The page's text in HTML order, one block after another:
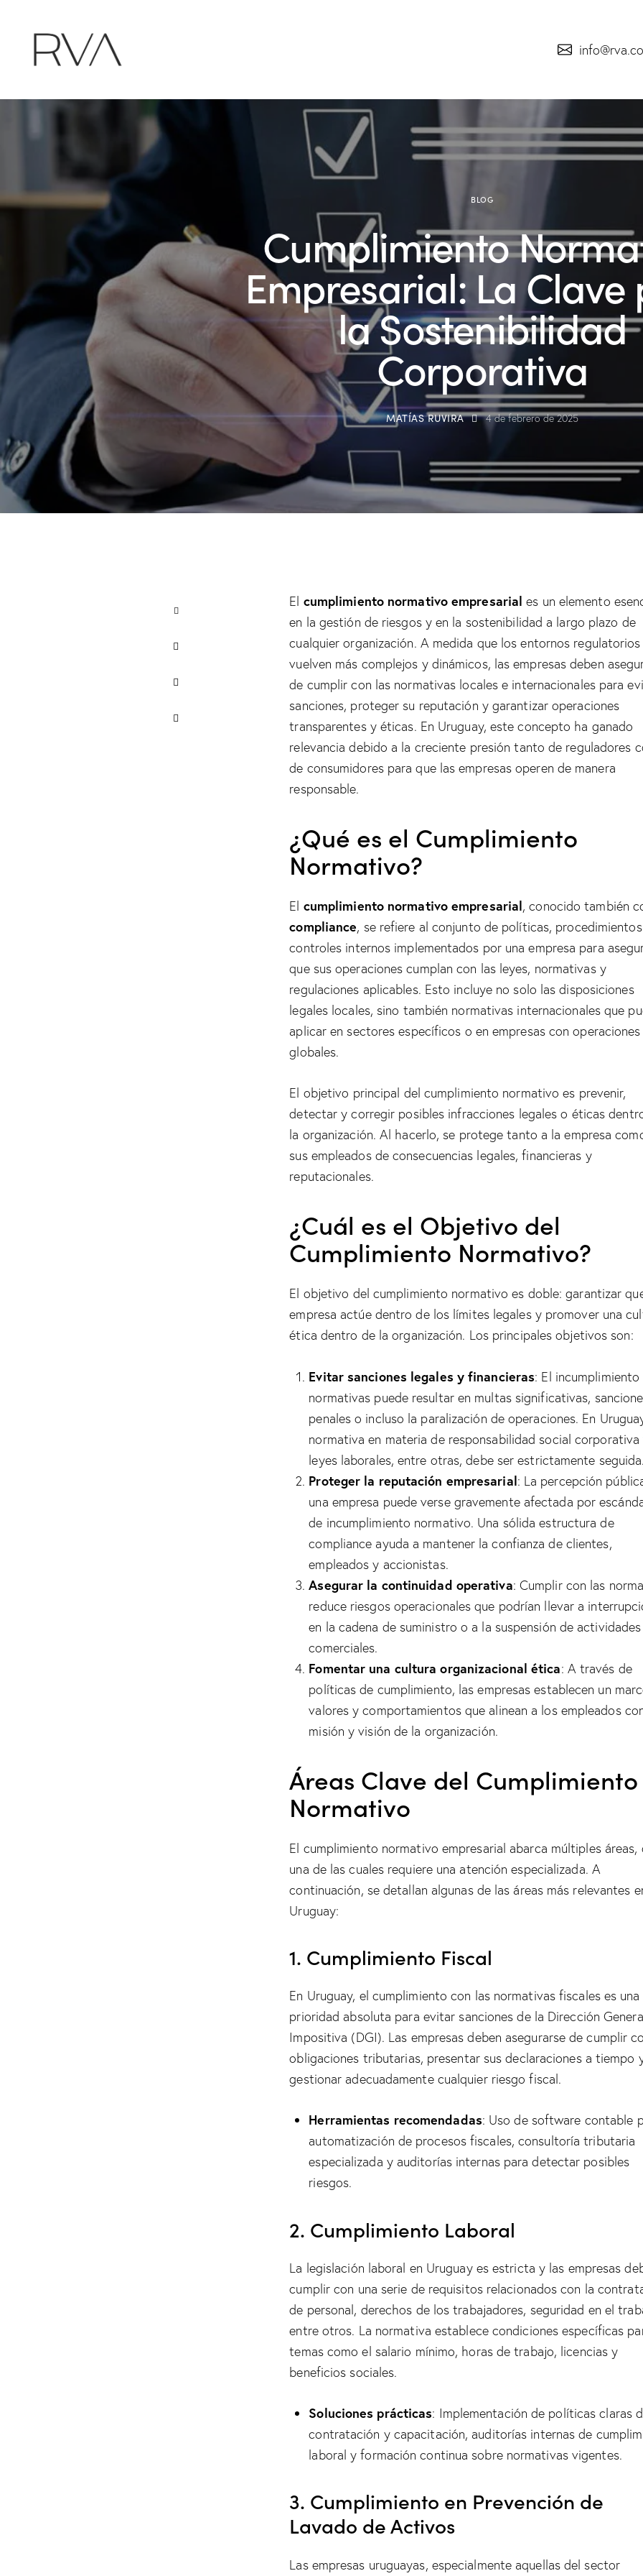
BLOG
Cumplimiento
Empresarial: La Clave
la Sostenibilidad
Corporativa
MATÍAS RUVIRA 4 de febrero de 2025
El cumplimiento normativo empresarial es un elemento
en la gestión de riesgos y en la sostenibilidad a largo plazo de
cualquier organización. A medida que los entornos regulatorios
vuelven más complejos y dinámicos, las empresas deben
de cumplir con las normativas locales e internacionales para
sanciones, proteger su reputación y garantizar operaciones
transparentes y éticas. En Uruguay, este concepto ha ganado
relevancia debido a la creciente presión tanto de reguladores
de consumidores para que las empresas operen de manera
responsable.
¿Qué es el Cumplimiento
Normativo?
El cumplimiento normativo empresarial, conocido también
compliance, se refiere al conjunto de políticas,
controles internos implementados por una empresa para
que sus operaciones cumplan con las leyes, normativas y
regulaciones aplicables. Esto incluye no solo las disposiciones
legales locales, sino también normativas internacionales que
aplicar en sectores específicos o en empresas con operaciones
globales.
El objetivo principal del cumplimiento normativo es prevenir,
detectar y corregir posibles infracciones legales o éticas
la organización. Al hacerlo, se protege tanto a la empresa
sus empleados de consecuencias legales, financieras y
reputacionales.
¿Cuál es el Objetivo del
Cumplimiento Normativo?
El objetivo del cumplimiento normativo es doble: garantizar
empresa actúe dentro de los límites legales y promover una
ética dentro de la organización. Los principales objetivos son:
Evitar sanciones legales y financieras: El incumplimiento
normativas puede resultar en multas significativas,
penales o incluso la paralización de operaciones. En
normativa en materia de responsabilidad social corporativa
leyes laborales, entre otras, debe ser estrictamente seguida.
Proteger la reputación empresarial: La percepción
una empresa puede verse gravemente afectada por
de incumplimiento normativo. Una sólida estructura de
compliance ayuda a mantener la confianza de clientes,
empleados y accionistas.
Asegurar la continuidad operativa: Cumplir con las
reduce riesgos operacionales que podrían llevar a
en la cadena de suministro o a la suspensión de actividades
comerciales.
Fomentar una cultura organizacional ética: A través de
políticas de cumplimiento, las empresas establecen un
valores y comportamientos que alinean a los empleados
misión y visión de la organización.
Áreas Clave del Cumplimiento
Normativo
El cumplimiento normativo empresarial abarca múltiples áreas,
una de las cuales requiere una atención especializada. A
continuación, se detallan algunas de las áreas más relevantes
Uruguay:
1. Cumplimiento Fiscal
En Uruguay, el cumplimiento con las normativas fiscales es una
prioridad absoluta para evitar sanciones de la Dirección
Impositiva (DGI). Las empresas deben asegurarse de cumplir
obligaciones tributarias, presentar sus declaraciones a tiempo
gestionar adecuadamente cualquier riesgo fiscal.
Herramientas recomendadas: Uso de software contable
automatización de procesos fiscales, consultoría tributaria
especializada y auditorías internas para detectar posibles
riesgos.
2. Cumplimiento Laboral
La legislación laboral en Uruguay es estricta y las empresas
cumplir con una serie de requisitos relacionados con la
de personal, derechos de los trabajadores, seguridad en el
entre otros. La normativa establece condiciones específicas
temas como el salario mínimo, horas de trabajo, licencias y
beneficios sociales.
Soluciones prácticas: Implementación de políticas claras
contratación y capacitación, auditorías internas de
laboral y formación continua sobre normativas vigentes.
3. Cumplimiento en Prevención de
Lavado de Activos
Las empresas uruguayas, especialmente aquellas del sector